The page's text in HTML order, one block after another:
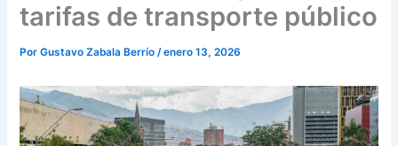
tarifas de transporte público
PorGustavo Zabala Berrío /enero 13, 2026